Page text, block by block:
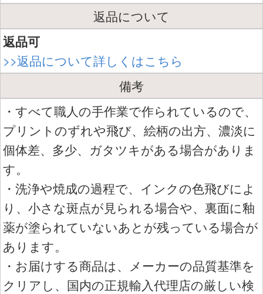
返品について
返品可
>>返品について詳しくはこちら
備考
・すべて職人の手作業で作られているので、
プリントのずれや飛び、絵柄の出方、濃淡に
個体差、多少、ガタツキがある場合がありま
す。
・洗浄や焼成の過程で、インクの色飛びによ
り、小さな斑点が見られる場合や、裏面に釉
薬が塗られていないあとが残っている場合が
あります。
・お届けする商品は、メーカーの品質基準を
クリアし、国内の正規輸入代理店の厳しい検